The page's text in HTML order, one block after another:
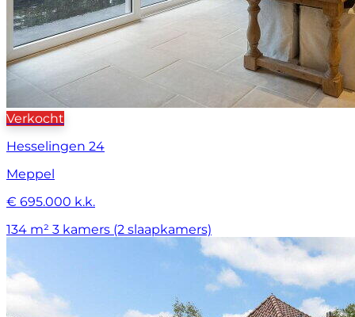
Verkocht
Hesselingen 24
Meppel
€ 695.000 k.k.
134 m² 3 kamers (2 slaapkamers)